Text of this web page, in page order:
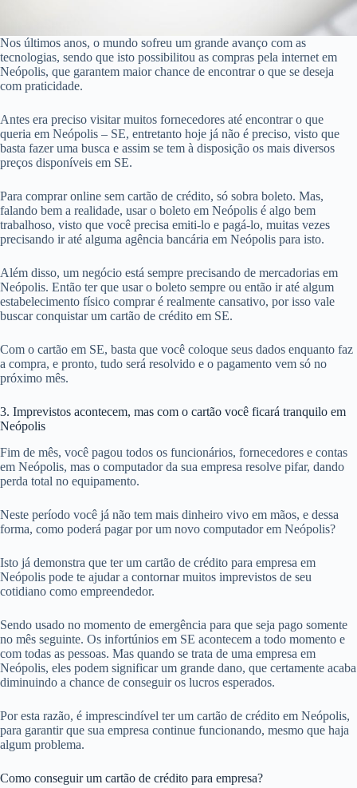
Nos últimos anos, o mundo sofreu um grande avanço com as
tecnologias, sendo que isto possibilitou as compras pela internet em
Neópolis, que garantem maior chance de encontrar o que se deseja
com praticidade.
Antes era preciso visitar muitos fornecedores até encontrar o que
queria em Neópolis – SE, entretanto hoje já não é preciso, visto que
basta fazer uma busca e assim se tem à disposição os mais diversos
preços disponíveis em SE.
Para comprar online sem cartão de crédito, só sobra boleto. Mas,
falando bem a realidade, usar o boleto em Neópolis é algo bem
trabalhoso, visto que você precisa emiti-lo e pagá-lo, muitas vezes
precisando ir até alguma agência bancária em Neópolis para isto.
Além disso, um negócio está sempre precisando de mercadorias em
Neópolis. Então ter que usar o boleto sempre ou então ir até algum
estabelecimento físico comprar é realmente cansativo, por isso vale
buscar conquistar um cartão de crédito em SE.
Com o cartão em SE, basta que você coloque seus dados enquanto faz
a compra, e pronto, tudo será resolvido e o pagamento vem só no
próximo mês.
3. Imprevistos acontecem, mas com o cartão você ficará tranquilo em
Neópolis
Fim de mês, você pagou todos os funcionários, fornecedores e contas
em Neópolis, mas o computador da sua empresa resolve pifar, dando
perda total no equipamento.
Neste período você já não tem mais dinheiro vivo em mãos, e dessa
forma, como poderá pagar por um novo computador em Neópolis?
Isto já demonstra que ter um cartão de crédito para empresa em
Neópolis pode te ajudar a contornar muitos imprevistos de seu
cotidiano como empreendedor.
Sendo usado no momento de emergência para que seja pago somente
no mês seguinte. Os infortúnios em SE acontecem a todo momento e
com todas as pessoas. Mas quando se trata de uma empresa em
Neópolis, eles podem significar um grande dano, que certamente acaba
diminuindo a chance de conseguir os lucros esperados.
Por esta razão, é imprescindível ter um cartão de crédito em Neópolis,
para garantir que sua empresa continue funcionando, mesmo que haja
algum problema.
Como conseguir um cartão de crédito para empresa?